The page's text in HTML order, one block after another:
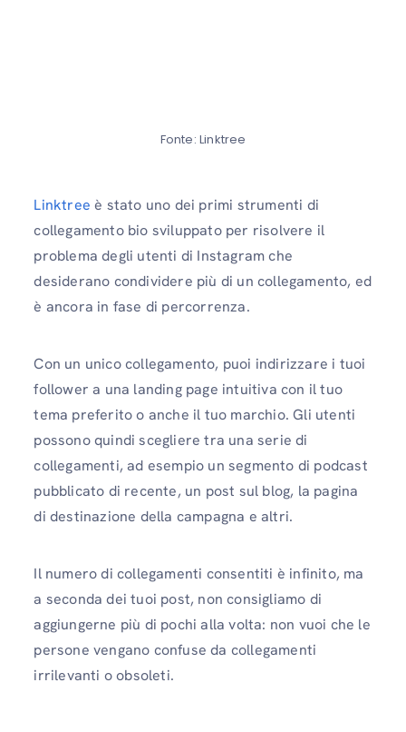
Fonte: Linktree
Linktree è stato uno dei primi strumenti di
collegamento bio sviluppato per risolvere il
problema degli utenti di Instagram che
desiderano condividere più di un collegamento, ed
è ancora in fase di percorrenza.
Con un unico collegamento, puoi indirizzare i tuoi
follower a una landing page intuitiva con il tuo
tema preferito o anche il tuo marchio. Gli utenti
possono quindi scegliere tra una serie di
collegamenti, ad esempio un segmento di podcast
pubblicato di recente, un post sul blog, la pagina
di destinazione della campagna e altri.
Il numero di collegamenti consentiti è infinito, ma
a seconda dei tuoi post, non consigliamo di
aggiungerne più di pochi alla volta: non vuoi che le
persone vengano confuse da collegamenti
irrilevanti o obsoleti.